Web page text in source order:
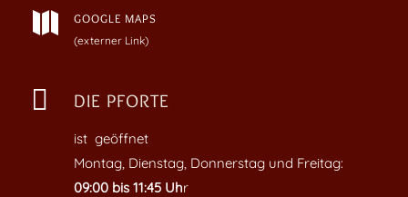
 GOOGLE MAPS
(externer Link)
 DIE PFORTE
ist geöffnet
Montag, Dienstag, Donnerstag und Freitag:
09:00 bis 11:45 Uhr